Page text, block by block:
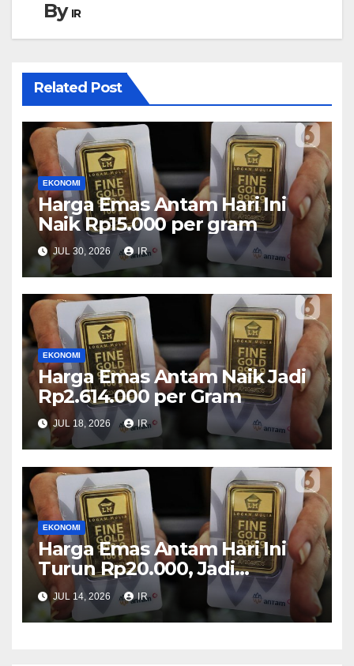
By IR
Related Post
EKONOMI
Harga Emas Antam Hari Ini
Naik Rp15.000 per gram
JUL 30, 2026 IR
EKONOMI
Harga Emas Antam Naik Jadi
Rp2.614.000 per Gram
JUL 18, 2026 IR
EKONOMI
Harga Emas Antam Hari Ini
Turun Rp20.000, Jadi
Rp2.635.000 per Gram
JUL 14, 2026 IR